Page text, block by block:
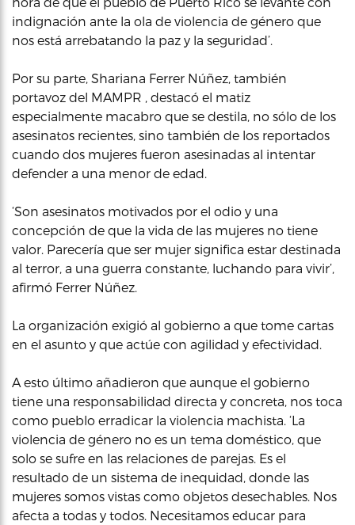
indignación ante la ola de violencia de género que
nos está arrebatando la paz y la seguridad’.
Por su parte, Shariana Ferrer Núñez, también
portavoz del MAMPR , destacó el matiz
especialmente macabro que se destila, no sólo de los
asesinatos recientes, sino también de los reportados
cuando dos mujeres fueron asesinadas al intentar
defender a una menor de edad.
‘Son asesinatos motivados por el odio y una
concepción de que la vida de las mujeres no tiene
valor. Parecería que ser mujer significa estar destinada
al terror, a una guerra constante, luchando para vivir’,
afirmó Ferrer Núñez.
La organización exigió al gobierno a que tome cartas
en el asunto y que actúe con agilidad y efectividad.
A esto último añadieron que aunque el gobierno
tiene una responsabilidad directa y concreta, nos toca
como pueblo erradicar la violencia machista. ‘La
violencia de género no es un tema doméstico, que
solo se sufre en las relaciones de parejas. Es el
resultado de un sistema de inequidad, donde las
mujeres somos vistas como objetos desechables. Nos
afecta a todas y todos. Necesitamos educar para